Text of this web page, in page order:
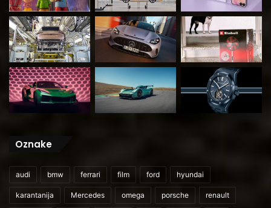
Oznake
audi bmw ferrari film ford hyundai
karantanija Mercedes omega porsche renault